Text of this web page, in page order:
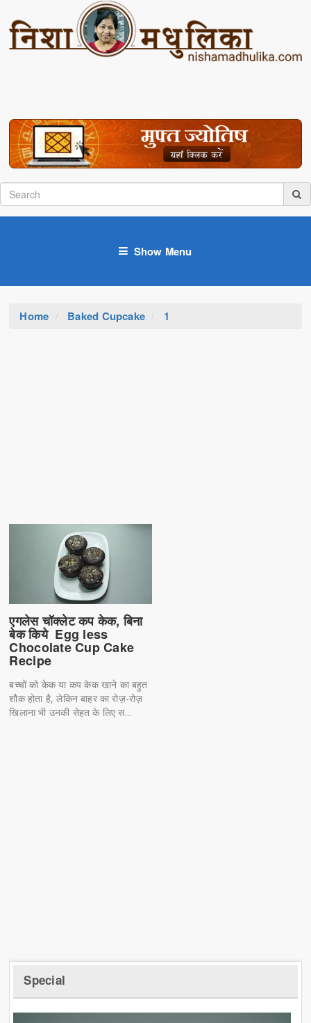
Show Menu
Home Baked Cupcake 1
एगलेस चॉक्लेट कप केक, बिना
बेक किये Egg less
Chocolate Cup Cake
Recipe
बच्चों को केक या कप केक खाने का बहुत
शौक होता है, लेकिन बाहर का रोज़-रोज़
खिलाना भी उनकी सेहत के लिए स...
Special